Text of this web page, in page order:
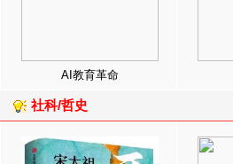
AI教育革命
社科/哲史